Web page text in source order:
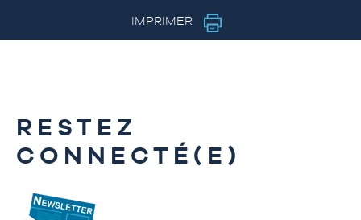
IMPRIMER
RESTEZ
CONNECTÉ(E)